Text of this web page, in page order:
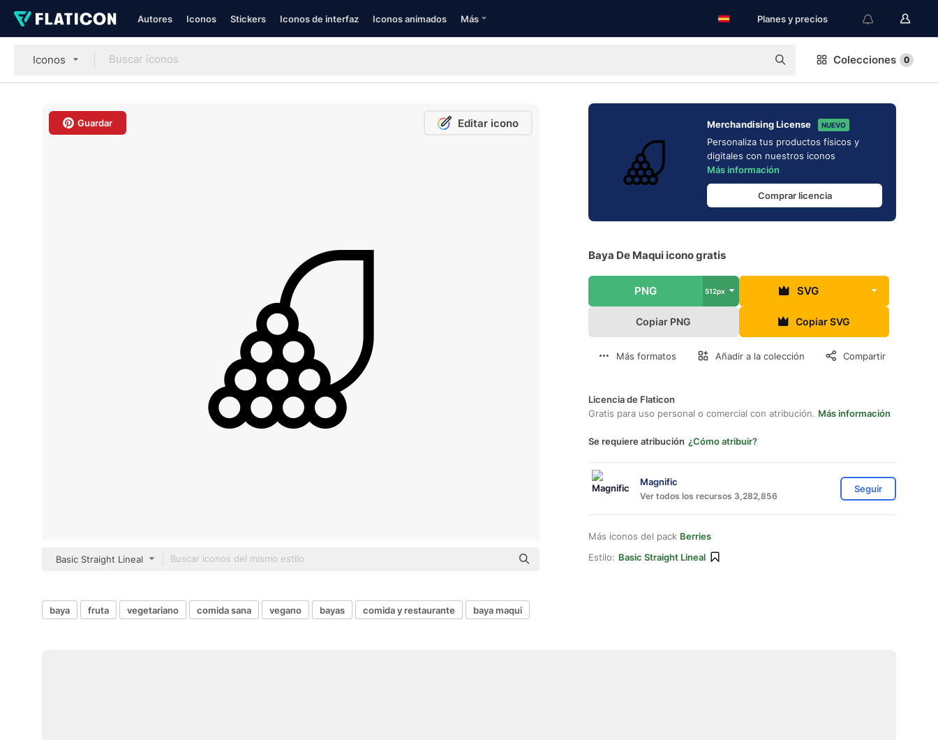
Autores Iconos Stickers Iconos de interfaz Iconos animados Más Planes y precios
Iconos Colecciones 0
Guardar Editar icono
Basic Straight Lineal
Merchandising License NUEVO
Personaliza tus productos físicos y
digitales con nuestros iconos
Más información
Comprar licencia
Baya De Maqui icono gratis
PNG 512px SVG
Copiar PNG Copiar SVG
Más formatos Añadir a la colección Compartir
Licencia de Flaticon
Gratis para uso personal o comercial con atribución. Más información
Se requiere atribución ¿Cómo atribuir?
Magnific
Ver todos los recursos 3,282,856
Seguir
Más iconos del pack Berries
Estilo: Basic Straight Lineal
baya fruta vegetariano comida sana vegano bayas comida y restaurante baya maqui